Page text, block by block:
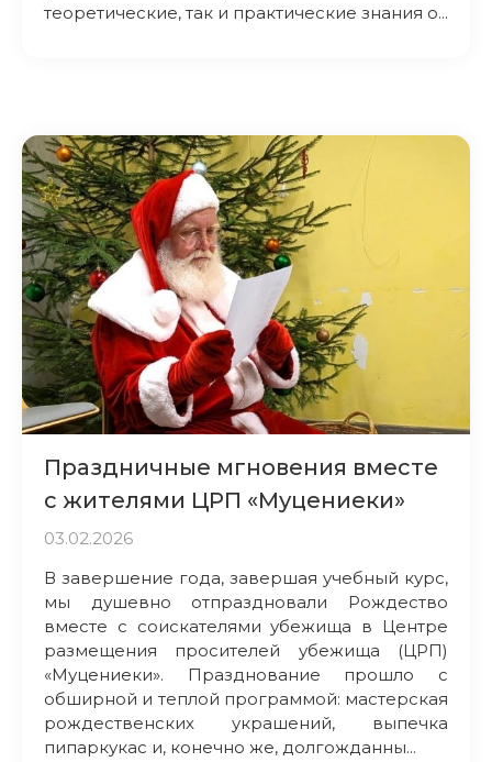
теоретические, так и практические знания о...
Праздничные мгновения вместе
с жителями ЦРП «Муцениеки»
03.02.2026
В завершение года, завершая учебный курс,
мы душевно отпраздновали Рождество
вместе с соискателями убежища в Центре
размещения просителей убежища (ЦРП)
«Муцениеки». Празднование прошло с
обширной и теплой программой: мастерская
рождественских украшений, выпечка
пипаркукас и, конечно же, долгожданны...